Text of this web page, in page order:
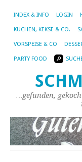
INDEX & INFO LOGIN
KUCHEN, KEKSE & CO.
VORSPEISE & CO
PARTY FOOD
…gefunden,